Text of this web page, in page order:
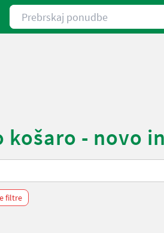
Prebrskaj ponudbe
- novo
filtre